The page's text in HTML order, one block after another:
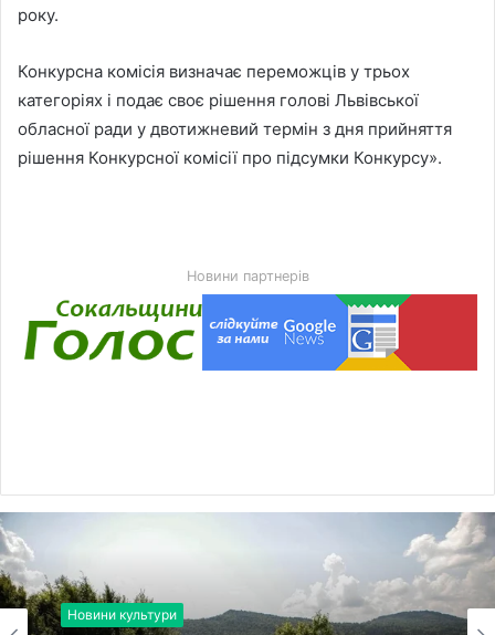
року.
Конкурсна комісія визначає переможців у трьох
категоріях і подає своє рішення голові Львівської
обласної ради у двотижневий термін з дня прийняття
рішення Конкурсної комісії про підсумки Конкурсу».
Новини партнерів
Новини культури